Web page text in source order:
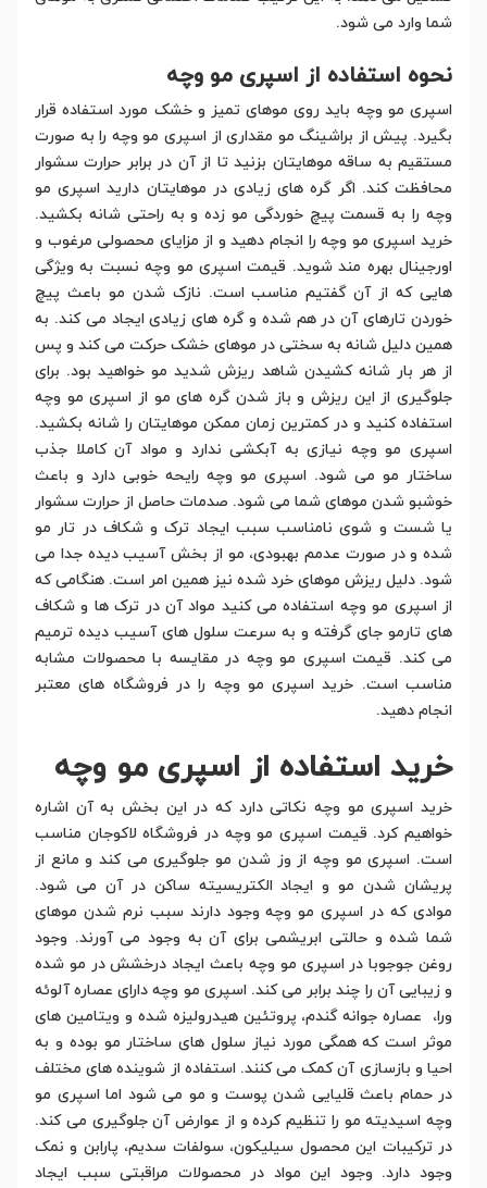
شما وارد می شود.
نحوه استفاده از اسپری مو وچه
اسپری مو وچه باید روی موهای تمیز و خشک مورد استفاده قرار
بگیرد. پیش از براشینگ مو مقداری از اسپری مو وچه را به صورت
مستقیم به ساقه موهایتان بزنید تا از آن در برابر حرارت سشوار
محافظت کند. اگر گره های زیادی در موهایتان دارید اسپری مو
وچه را به قسمت پیچ خوردگی مو زده و به راحتی شانه بکشید.
خرید اسپری مو وچه را انجام دهید و از مزایای محصولی مرغوب و
اورجینال بهره مند شوید. قیمت اسپری مو وچه نسبت به ویژگی
هایی که از آن گفتیم مناسب است. نازک شدن مو باعث پیچ
خوردن تارهای آن در هم شده و گره های زیادی ایجاد می کند. به
همین دلیل شانه به سختی در موهای خشک حرکت می کند و پس
از هر بار شانه کشیدن شاهد ریزش شدید مو خواهید بود. برای
جلوگیری از این ریزش و باز شدن گره های مو از اسپری مو وچه
استفاده کنید و در کمترین زمان ممکن موهایتان را شانه بکشید.
اسپری مو وچه نیازی به آبکشی ندارد و مواد آن کاملا جذب
ساختار مو می شود. اسپری مو وچه رایحه خوبی دارد و باعث
خوشبو شدن موهای شما می شود. صدمات حاصل از حرارت سشوار
یا شست و شوی نامناسب سبب ایجاد ترک و شکاف در تار مو
شده و در صورت عدمم بهبودی، مو از بخش آسیب دیده جدا می
شود. دلیل ریزش موهای خرد شده نیز همین امر است. هنگامی که
از اسپری مو وچه استفاده می کنید مواد آن در ترک ها و شکاف
های تارمو جای گرفته و به سرعت سلول های آسیب دیده ترمیم
می کند. قیمت اسپری مو وچه در مقایسه با محصولات مشابه
مناسب است. خرید اسپری مو وچه را در فروشگاه های معتبر
انجام دهید.
خرید استفاده از اسپری مو وچه
خرید اسپری مو وچه نکاتی دارد که در این بخش به آن اشاره
خواهیم کرد. قیمت اسپری مو وچه در فروشگاه لاکوجان مناسب
است. اسپری مو وچه از وز شدن مو جلوگیری می کند و مانع از
پریشان شدن مو و ایجاد الکتریسیته ساکن در آن می شود.
موادی که در اسپری مو وچه وجود دارند سبب نرم شدن موهای
شما شده و حالتی ابریشمی برای آن به وجود می آورند. وجود
روغن جوجوبا در اسپری مو وچه باعث ایجاد درخشش در مو شده
و زیبایی آن را چند برابر می کند. اسپری مو وچه دارای عصاره آلوئه
ورا، عصاره جوانه گندم، پروتئین هیدرولیزه شده و ویتامین های
موثر است که همگی مورد نیاز سلول های ساختار مو بوده و به
احیا و بازسازی آن کمک می کنند. استفاده از شوینده های مختلف
در حمام باعث قلیایی شدن پوست و مو می شود اما اسپری مو
وچه اسیدیته مو را تنظیم کرده و از عوارض آن جلوگیری می کند.
در ترکیبات این محصول سیلیکون، سولفات سدیم، پارابن و نمک
وجود دارد. وجود این مواد در محصولات مراقبتی سبب ایجاد